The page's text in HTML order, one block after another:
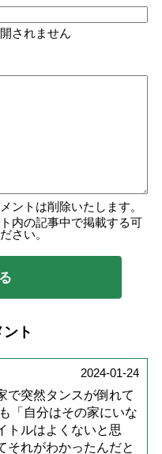
されません
ントは削除いたします。
内の記事中で掲載する可
さい。
ト
2024-01-24
で突然タンスが倒れて
「自分はその家にいな
トルはよくないと思
それがわかったんだと